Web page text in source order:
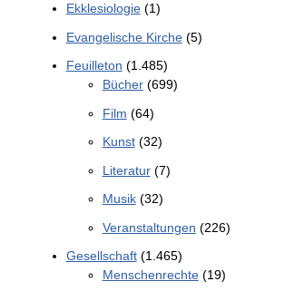
Ekklesiologie(1)
Evangelische Kirche(5)
Feuilleton (1.485)
Bücher(699)
Film (64)
Kunst(32)
Literatur(7)
Musik(32)
Veranstaltungen (226)
Gesellschaft(1.465)
Menschenrechte(19)